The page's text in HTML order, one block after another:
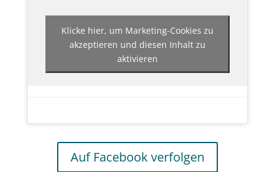
Klicke hier, um Marketing-Cookies zu
akzeptieren und diesen Inhalt zu
aktivieren
Auf Facebook verfolgen